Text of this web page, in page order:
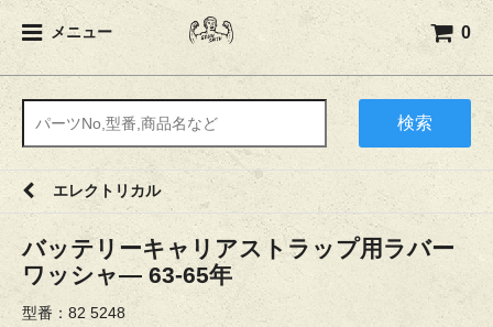
メニュー 0
検索
エレクトリカル
バッテリーキャリアストラップ用ラバー
ワッシャ― 63-65年
型番：82 5248